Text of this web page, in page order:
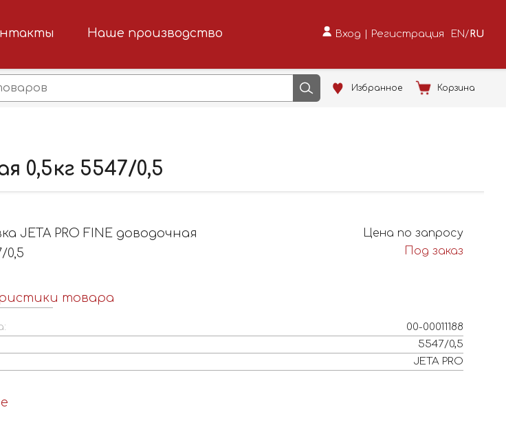
Наше производство Вход | Регистрация EN /RU
Избранное Корзина
0,5кг 5547/0,5
JETA PRO FINE доводочная
0,5
товара
00-00011188
5547/0,5
JETA PRO
Цена по запросу
Под заказ